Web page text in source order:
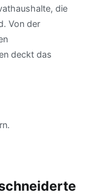
die
Von der
deckt das